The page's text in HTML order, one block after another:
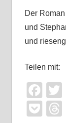
Der
und
und
Teilen mit: